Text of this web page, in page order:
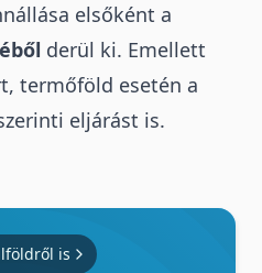
elsőként a
derül ki. Emellett
, termőföld esetén a
eljárást is.
is